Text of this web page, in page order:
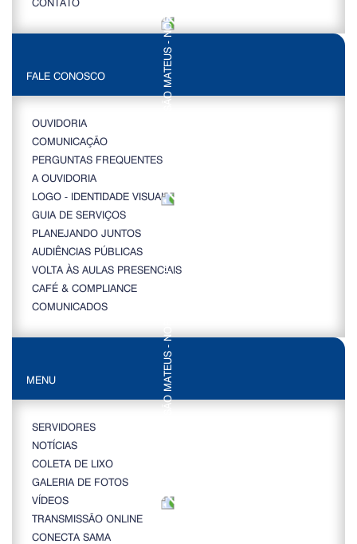
FALE CONOSCO
OUVIDORIA
COMUNICAÇÃO
PERGUNTAS FREQUENTES
A OUVIDORIA
LOGO - IDENTIDADE VISUAL
GUIA DE SERVIÇOS
PLANEJANDO JUNTOS
AUDIÊNCIAS PÚBLICAS
VOLTA ÀS AULAS PRESENCIAIS
CAFÉ & COMPLIANCE
COMUNICADOS
MENU
SERVIDORES
NOTÍCIAS
COLETA DE LIXO
GALERIA DE FOTOS
VÍDEOS
TRANSMISSÃO ONLINE
CONECTA SAMA